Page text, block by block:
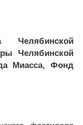
Челябинской
Челябинской
Миасса, Фонд